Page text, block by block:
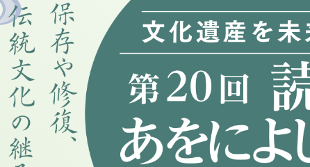
動画等の著作物の内容を無断で転載することを禁止いたします。
よるアクセス解析ツール「 Google Analytics」を利用しています。この
クデータは匿名で収集されており、個人を特定するものではありません。こ
設定をご確認ください。この規約に関してはこちらをご覧ください。